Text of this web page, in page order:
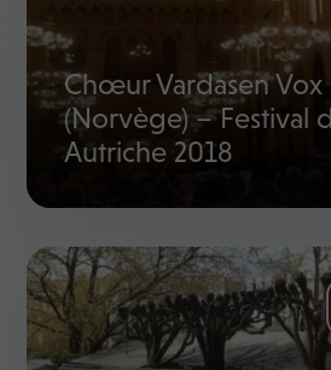
Chœur Vardasen Vox
(Norvège) – Festival
Autriche 2018